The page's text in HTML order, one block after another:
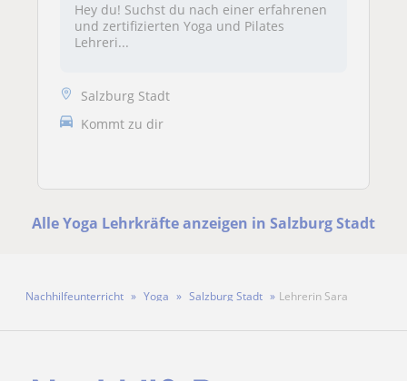
Hey du! Suchst du nach einer erfahrenen
und zertifizierten Yoga und Pilates
Lehreri...
Salzburg Stadt
Kommt zu dir
Alle Yoga Lehrkräfte anzeigen in Salzburg Stadt
Nachhilfeunterricht Yoga Salzburg Stadt Lehrerin Sara